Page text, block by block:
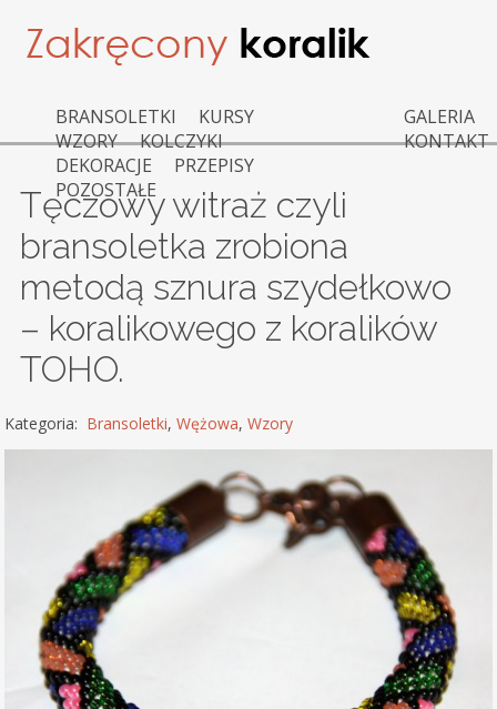
BRANSOLETKI
KURSY
WZORY
KOLCZYKI
DEKORACJE
PRZEPISY
POZOSTAŁE
GALERIA
KONTAKT
Tęczowy witraż czyli
bransoletka zrobiona
metodą sznura szydełkowo
– koralikowego z koralików
TOHO.
Kategoria: Bransoletki,Wężowa,Wzory